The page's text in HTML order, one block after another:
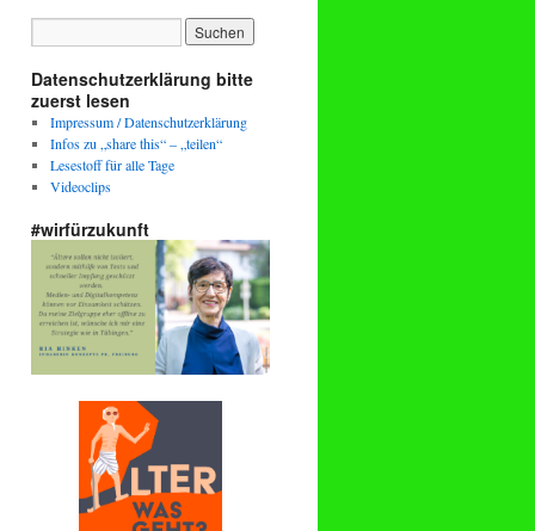
Datenschutzerklärung bitte
zuerst lesen
Impressum / Datenschutzerklärung
Infos zu „share this“ – „teilen“
Lesestoff für alle Tage
Videoclips
#wirfürzukunft